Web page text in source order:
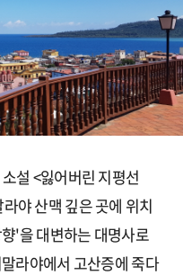
설 <잃어버린 지평선
야 산맥 깊은 곳에 위치
'을 대변하는 대명사로
라야에서 고산증에 죽다